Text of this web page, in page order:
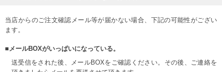
当店からのご注文確認メール等が届かない場合、下記の可能性がござい
ます。
■メールBOXがいっぱいになっている。
送受信をされた後、メールBOXをご確認ください。その後、ご連絡を